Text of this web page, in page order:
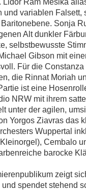
und variablen
Sonja
Alt dunkler
selbstbewusste
Gibson mit
Für die
die Rinnat Moriah
ist eine
NRW mit ihrem
unter der agilen,
Yorgos Ziavras das
Wuppertal
Cembalo
barocke
zeigt
und spendet stehend